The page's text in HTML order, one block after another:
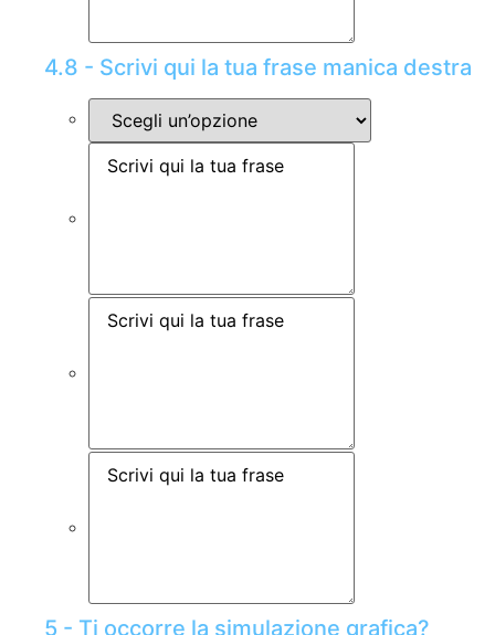
4.8 - Scrivi qui la tua frase manica destra
5 - Ti occorre la simulazione grafica?